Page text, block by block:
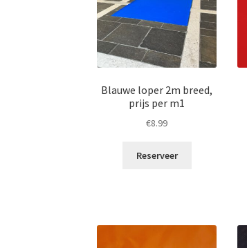
Blauwe loper 2m breed,
prijs per m1
€8.99
Reserveer